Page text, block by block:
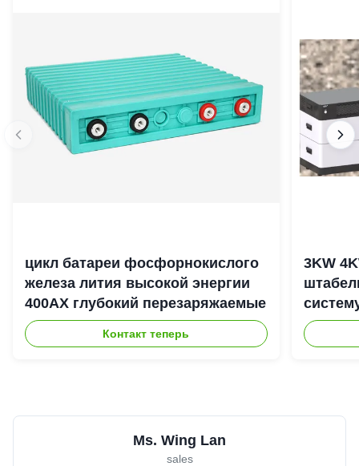
цикл батареи фосфорнокислого
железа лития высокой энергии
400АХ глубокий перезаряжаемые
Контакт теперь
3KW
Ms. Wing Lan
sales